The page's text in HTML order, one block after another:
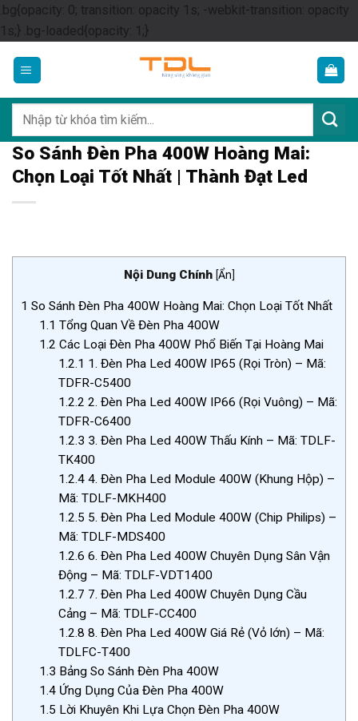
.bg{opacity: 0; transition: opacity 1s; -webkit-transition: opacity
1s;} .bg-loaded{opacity: 1;}Skip
content
kiếm:
So Sánh Đèn Pha 400W Hoàng Mai:
Chọn Loại Tốt Nhất | Thành Đạt Led
Nội Dung Chính [Ẩn]
1 So Sánh Đèn Pha 400W Hoàng Mai: Chọn Loại Tốt Nhất
1.1 Tổng Quan Về Đèn Pha 400W
1.2 Các Loại Đèn Pha 400W Phổ Biến Tại Hoàng Mai
1.2.1 1. Đèn Pha Led 400W IP65 (Rọi Tròn) – Mã:
TDFR-C5400
1.2.2 2. Đèn Pha Led 400W IP66 (Rọi Vuông) – Mã:
TDFR-C6400
1.2.3 3. Đèn Pha Led 400W Thấu Kính – Mã: TDLF-
TK400
1.2.44. Đèn Pha Led Module 400W (Khung Hộp) –
Mã: TDLF-MKH400
1.2.5 5. Đèn Pha Led Module 400W (Chip Philips) –
Mã: TDLF-MDS400
1.2.6 6. Đèn Pha Led 400W Chuyên Dụng Sân Vận
Động – Mã: TDLF-VDT1400
1.2.7 7. Đèn Pha Led 400W Chuyên Dụng Cầu
Cảng – Mã: TDLF-CC400
1.2.8 8. Đèn Pha Led 400W Giá Rẻ (Vỏ lớn) – Mã:
TDLFC-T400
1.3 Bảng So Sánh Đèn Pha 400W
1.4 Ứng Dụng Của Đèn Pha 400W
1.5 Lời Khuyên Khi Lựa Chọn Đèn Pha 400W